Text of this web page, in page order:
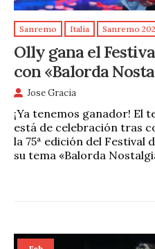
Sanremo Italia Sanremo
Olly gana el
con «Balorda
Jose Gracia
¡Ya tenemos ganador! El
está de celebración tras
la 75ª edición del Festival
su tema «Balorda